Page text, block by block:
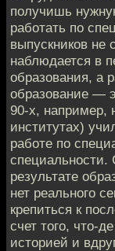
получишь
работать по
выпускников не
наблюдается в
образования, а
образование —
90-х, например,
институтах)
работе по
результате
нет реального
крепиться к
счет того, что-
историей и